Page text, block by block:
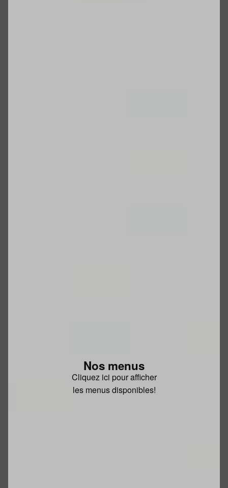
Nos menus
Cliquez ici pour afficher
les menus disponibles!